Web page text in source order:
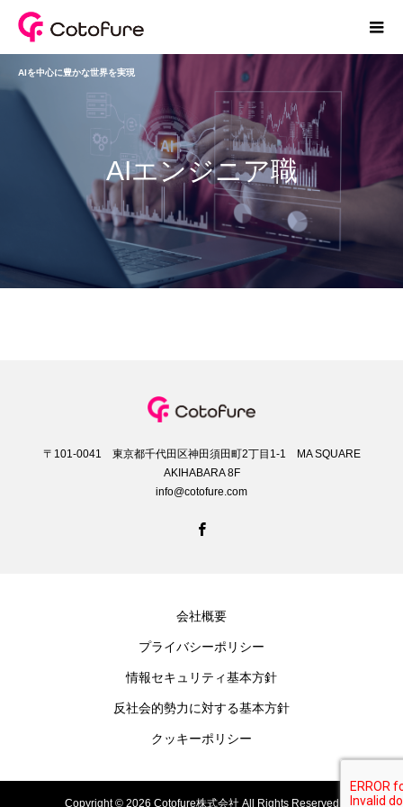
AIを中心に豊かな世界を実現
AIエンジニア職
〒101-0041 東京都千代田区神田須田町2丁目1-1 MA SQUARE
AKIHABARA 8F
info@cotofure.com
会社概要
プライバシーポリシー
情報セキュリティ基本方針
反社会的勢力に対する基本方針
クッキーポリシー
Copyright © 2026 Cotofure株式会社 All Rights Reserved